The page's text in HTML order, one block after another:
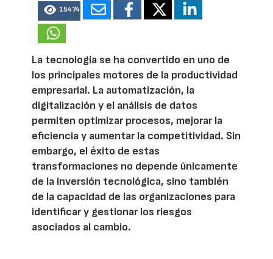
15474
La tecnología se ha convertido en uno de
los principales motores de la productividad
empresarial. La automatización, la
digitalización y el análisis de datos
permiten optimizar procesos, mejorar la
eficiencia y aumentar la competitividad. Sin
embargo, el éxito de estas
transformaciones no depende únicamente
de la inversión tecnológica, sino también
de la capacidad de las organizaciones para
identificar y gestionar los riesgos
asociados al cambio.